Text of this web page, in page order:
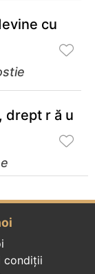
cu
drept r ă u
condiții